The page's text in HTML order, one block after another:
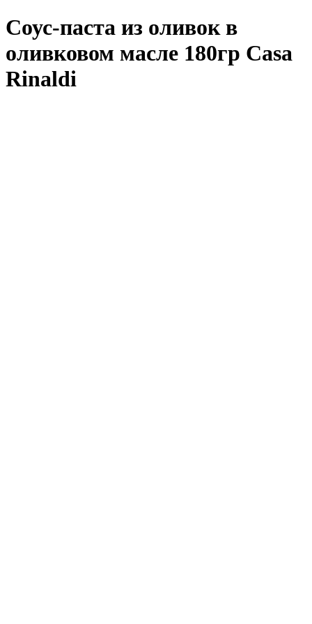
Соус-паста из оливок в
оливковом масле 180гр Casa
Rinaldi